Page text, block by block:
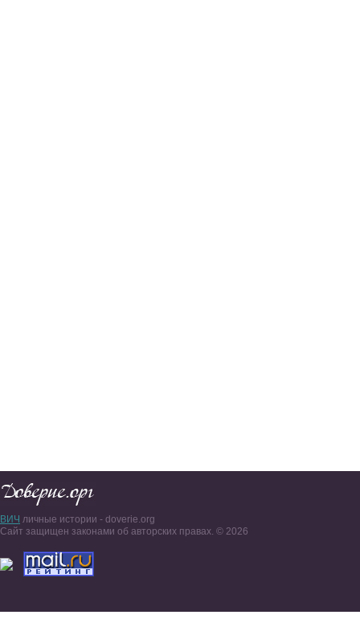
ВИЧ личные истории - doverie.org
Сайт защищен законами об авторских правах. © 2026